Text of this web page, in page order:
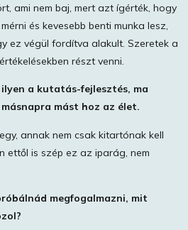
ami nem baj, mert azt ígérték, hogy
és kevesebb benti munka lesz,
ez végül fordítva alakult. Szeretek a
részt venni.
a kutatás-fejlesztés, ma
mást hoz az élet.
annak nem csak kitartónak kell
ettől is szép ez az iparág, nem
megfogalmazni, mit